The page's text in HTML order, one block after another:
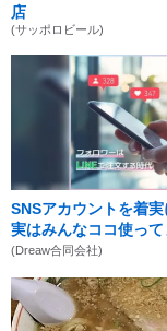
店
(サッポロビール)
SNSアカウントを着実
実はみんなココ使って
(Dreaw合同会社)